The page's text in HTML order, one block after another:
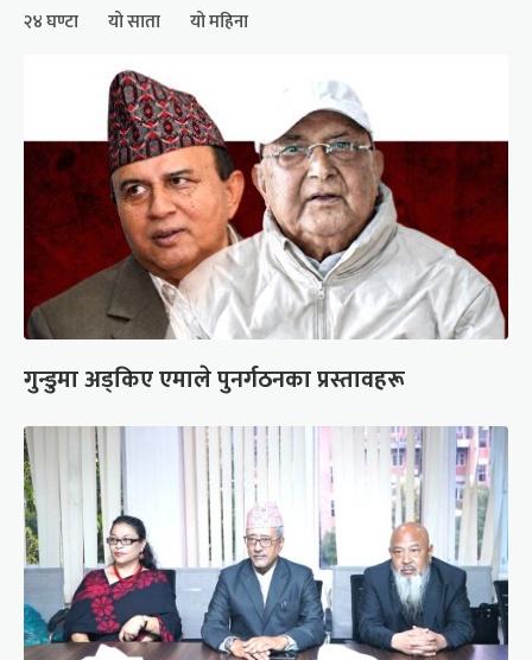
२४ घण्टा यो साता यो महिना
गुन्डुमा अड्किए एमाले पुनर्गठनका प्रस्तावहरू